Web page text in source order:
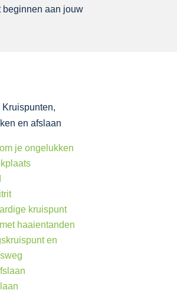
beginnen aan jouw
Kruispunten,
en afslaan
je ongelukken
kruispunt
haaientanden
en